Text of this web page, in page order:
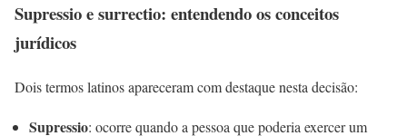
Supressio e surrectio: entendendo os conceitos
jurídicos
Dois termos latinos apareceram com destaque nesta decisão:
Supressio: ocorre quando a pessoa que poderia exercer um